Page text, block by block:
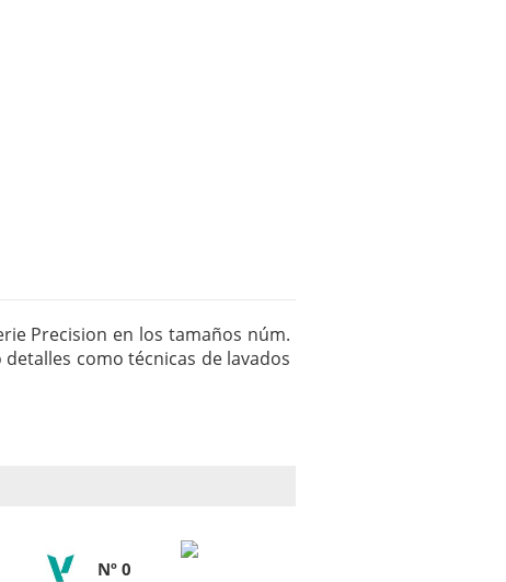
Precision en los tamaños núm.
como técnicas de lavados
Nº 0